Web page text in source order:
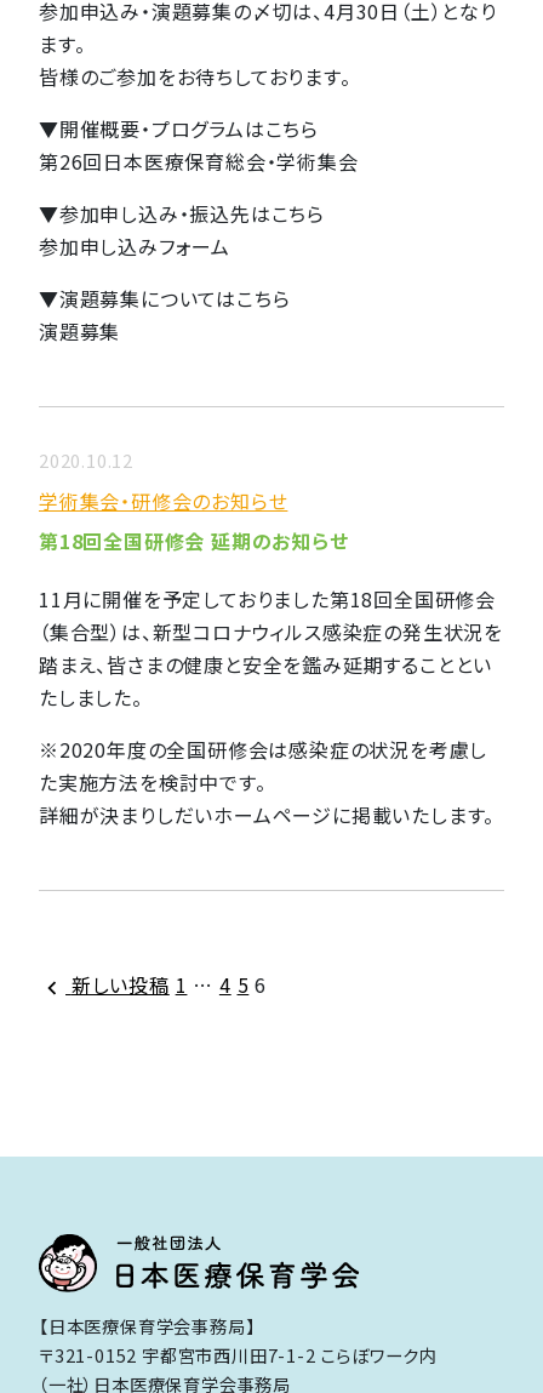
参加申込み・演題募集の〆切は、4月30日（土）となり
ます。
皆様のご参加をお待ちしております。
▼開催概要・プログラムはこちら
第26回日本医療保育総会・学術集会
▼参加申し込み・振込先はこちら
参加申し込みフォーム
▼演題募集についてはこちら
演題募集
2020.10.12
学術集会・研修会のお知らせ
第18回全国研修会 延期のお知らせ
11月に開催を予定しておりました第18回全国研修会
（集合型）は、新型コロナウィルス感染症の発生状況を
踏まえ、皆さまの健康と安全を鑑み延期することとい
たしました。
※2020年度の全国研修会は感染症の状況を考慮し
た実施方法を検討中です。
詳細が決まりしだいホームページに掲載いたします。
投 新しい投稿 1 … 4 5 6
【日本医療保育学会事務局】
〒321-0152 宇都宮市西川田7-1-2 こらぼワーク内
（一社）日本医療保育学会事務局